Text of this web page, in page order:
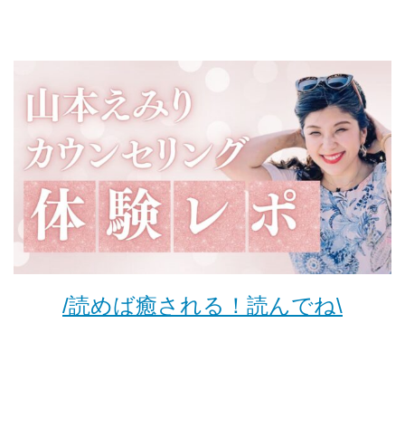
/読めば癒される！読んでね\